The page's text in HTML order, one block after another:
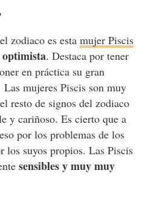
zodiaco es esta mujer Piscis
optimista. Destaca por tener
en práctica su gran
mujeres Piscis son muy
resto de signos del zodiaco
y cariñoso. Es cierto que a
por los problemas de los
los suyos propios. Las Piscis
sensibles y muy muy